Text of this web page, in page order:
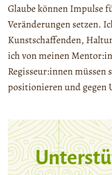
Glaube können Impulse
Veränderungen setzen.
Kunstschaffenden,
ich von meinen
Regisseur:innen müssen
positionieren und gegen